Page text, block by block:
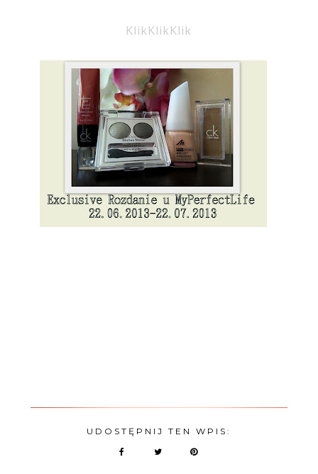
KlikKlikKlik
UDOSTĘPNIJ TEN WPIS: